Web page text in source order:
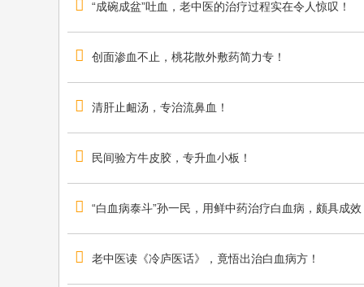
“成碗成盆”吐血，老中医的治疗过程实在令人惊叹！
创面渗血不止，桃花散外敷药简力专！
清肝止衄汤，专治流鼻血！
民间验方牛皮胶，专升血小板！
“白血病泰斗”孙一民，用鲜中药治疗白血病，颇具成效
老中医读《冷庐医话》，竟悟出治白血病方！